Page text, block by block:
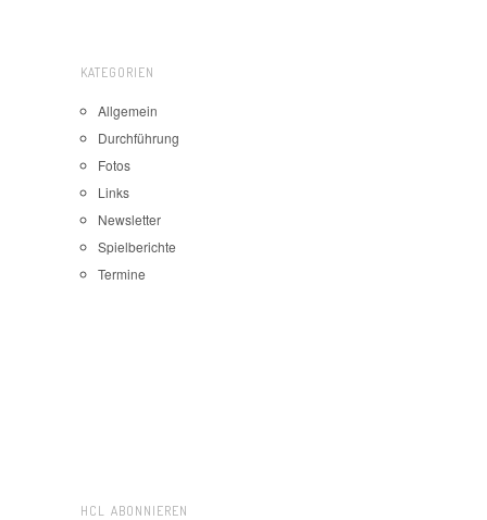
KATEGORIEN
Allgemein
Durchführung
Fotos
Links
Newsletter
Spielberichte
Termine
HCL ABONNIEREN